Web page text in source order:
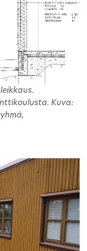
Kuva: